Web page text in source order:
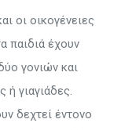
οι οικογένειες
παιδιά έχουν
γονιών και
γιαγιάδες.
δεχτεί έντονο